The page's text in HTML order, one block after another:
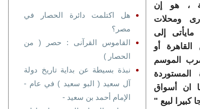
هل اكتلمت دائرة الحصار في
مصر؟
القاموس القرآنى : حصر ( من
الحصار )
نبذة بسيطة عن بداية تاريخ دولة
آل سعيد ( البو سعيد ) في عام -
الإمام أحمد بن سعيد -
، هو إن
ومحلات
إلى
أو
ضرب الموسم
المستوردة
ان أسواق
كبيرا لبيع "